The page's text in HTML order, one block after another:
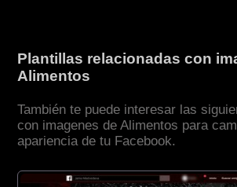
Plantillas relacionadas con
Alimentos
También te puede interesar las
con imagenes de Alimentos para
apariencia de tu Facebook.